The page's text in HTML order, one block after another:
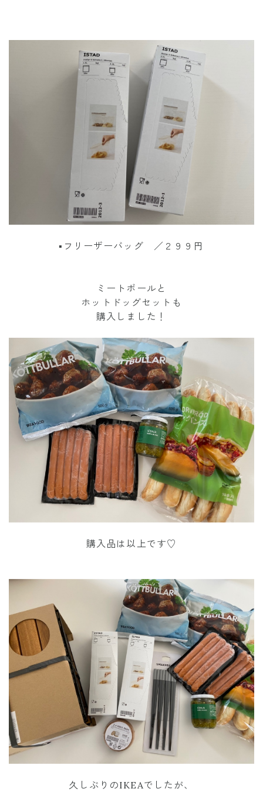
▪︎フリーザーバッグ ／２９９円
ミートボールと
ホットドッグセットも
購入しました！
購入品は以上です♡
久しぶりのIKEAでしたが、